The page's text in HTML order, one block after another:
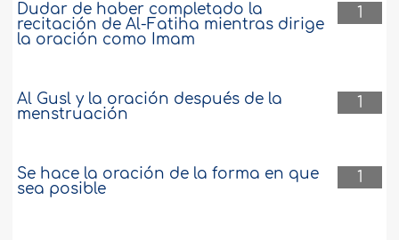
1
Dudar de haber completado la
recitación de Al-Fatiha mientras dirige
la oración como Imam
1
Al Gusl y la oración después de la
menstruación
1
Se hace la oración de la forma en que
sea posible